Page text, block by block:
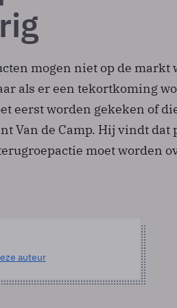
mogen niet op de markt
als er een tekortkoming
eerst worden gekeken of
Van de Camp. Hij vindt dat
moet worden
auteur